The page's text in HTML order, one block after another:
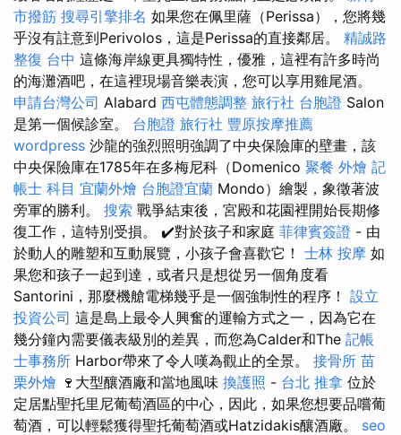
市撥筋 搜尋引擎排名 如果您在佩里薩（Perissa），您將幾
乎沒有註意到Perivolos，這是Perissa的直接鄰居。 精誠路
整復 台中 這條海岸線更具獨特性，優雅，這裡有許多時尚
的海灘酒吧，在這裡現場音樂表演，您可以享用雞尾酒。
申請台灣公司 Alabard 西屯體態調整 旅行社 台胞證 Salon
是第一個候診室。 台胞證 旅行社 豐原按摩推薦
wordpress 沙龍的強烈照明強調了中央保險庫的壁畫，該
中央保險庫在1785年在多梅尼科（Domenico 聚餐 外燴 記
帳士 科目 宜蘭外燴 台胞證宜蘭 Mondo）繪製，象徵著波
旁軍的勝利。 搜索 戰爭結束後，宮殿和花園裡開始長期修
復工作，這特別受損。 ✔️對於孩子和家庭 菲律賓簽證 - 由
於動人的雕塑和互動展覽，小孩子會喜歡它！ 士林 按摩 如
果您和孩子一起到達，或者只是想從另一個角度看
Santorini，那麼機艙電梯幾乎是一個強制性的程序！ 設立
投資公司 這是島上最令人興奮的運輸方式之一，因為它在
幾分鐘內需要儀表級別的差異，而您為Calder和The 記帳
士事務所 Harbor帶來了令人嘆為觀止的全景。 接骨所 苗
栗外燴 🍷大型釀酒廠和當地風味 換護照 - 台北 推拿 位於
定居點聖托里尼葡萄酒區的中心，因此，如果您想要品嚐葡
萄酒，可以輕鬆獲得聖托葡萄酒或Hatzidakis釀酒廠。 seo